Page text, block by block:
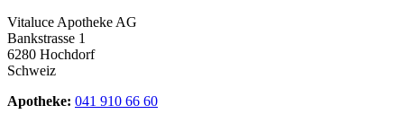
Vitaluce Apotheke AG
Bankstrasse 1
6280 Hochdorf
Schweiz
Apotheke: 041 910 66 60